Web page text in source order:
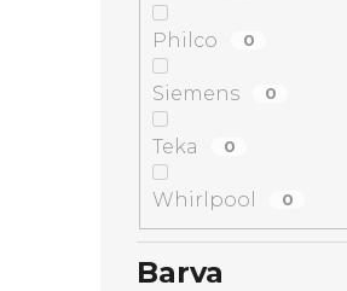
Philco 0
Siemens 0
Teka 0
Whirlpool 0
Barva